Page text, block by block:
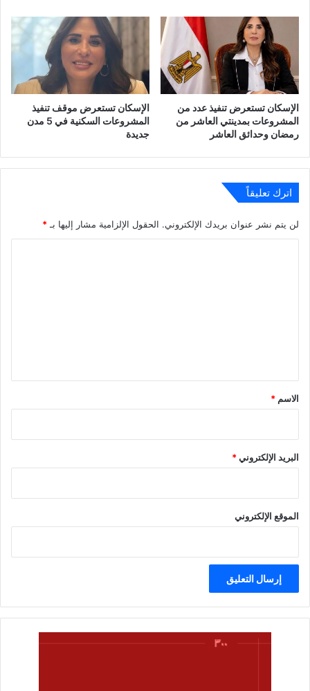
الإسكان تستعرض تنفيذ عدد من
المشروعات بمدينتي العاشر من
رمضان وحدائق العاشر
الإسكان تستعرض موقف تنفيذ
المشروعات السكنية في 5 مدن
جديدة
اترك تعليقاً
لن يتم نشر عنوان بريدك الإلكتروني. الحقول الإلزامية مشار إليها بـ*
*
الاسم *
البريد الإلكتروني*
الموقع الإلكتروني